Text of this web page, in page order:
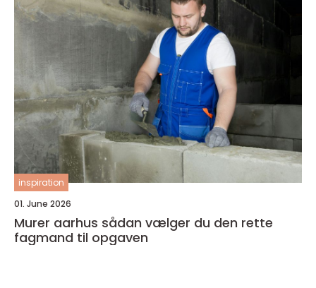
inspiration
01. June 2026
Murer aarhus sådan vælger du den rette
fagmand til opgaven